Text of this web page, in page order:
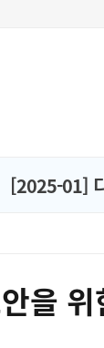
[2025-01]
을